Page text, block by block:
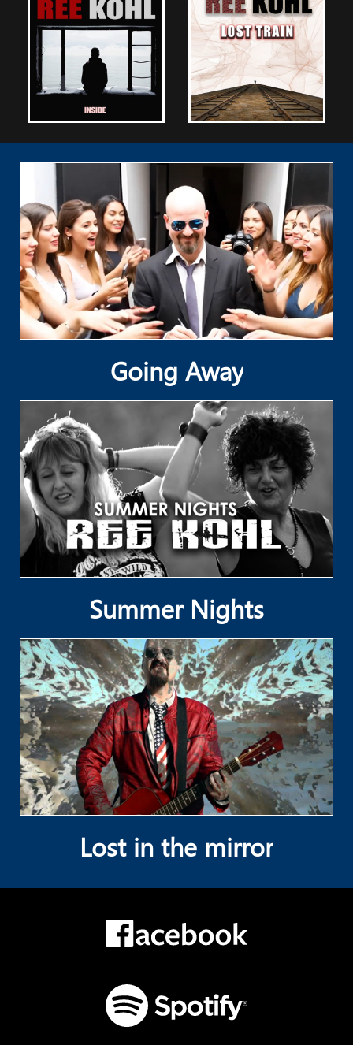
Going Away
Summer Nights
Lost in the mirror